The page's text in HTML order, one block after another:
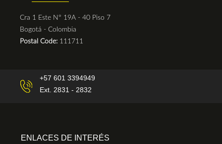
Cra 1 Este N° 19A - 40 Piso 7
Bogotá - Colombia
Postal Code: 111711
+57 601 3394949
Ext. 2831 - 2832
ENLACES DE INTERÉS